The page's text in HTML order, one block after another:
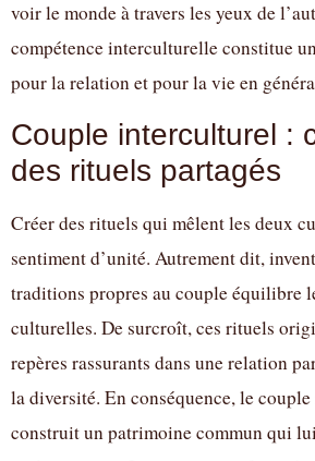
voir le monde à travers les yeux de
compétence interculturelle constitue
pour la relation et pour la vie en
Couple interculturel :
des rituels partagés
Créer des rituels qui mêlent les deux
sentiment d’unité. Autrement dit,
traditions propres au couple équilibre
culturelles. De surcroît, ces rituels
repères rassurants dans une relation
la diversité. En conséquence, le
construit un patrimoine commun qui